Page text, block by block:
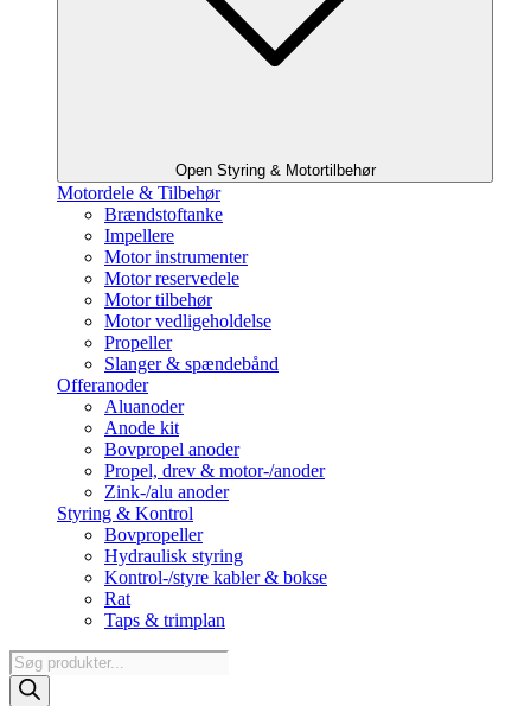
Open Styring & Motortilbehør
Motordele & Tilbehør
Brændstoftanke
Impellere
Motor instrumenter
Motor reservedele
Motor tilbehør
Motor vedligeholdelse
Propeller
Slanger & spændebånd
Offeranoder
Aluanoder
Anode kit
Bovpropel anoder
Propel, drev & motor-/anoder
Zink-/alu anoder
Styring & Kontrol
Bovpropeller
Hydraulisk styring
Kontrol-/styre kabler & bokse
Rat
Taps & trimplan
Products
search